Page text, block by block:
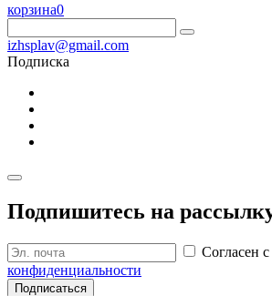
корзина0
izhsplav@gmail.com
Подписка
Подпишитесь на
Согласен с
конфиденциальности
Подписаться